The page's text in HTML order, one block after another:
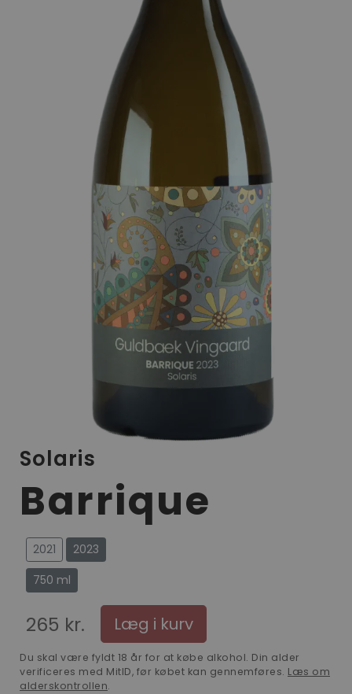
Solaris
Barrique
2021
2023
750 ml
265 kr. Læg i kurv
Du skal være fyldt 18 år for at købe alkohol. Din alder
verificeres med MitID, før købet kan gennemføres. Læs om
alderskontrollen.